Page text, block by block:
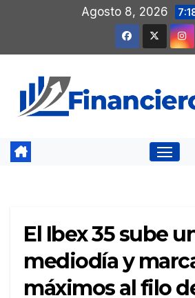
contenido
Agosto 8, 2026
El Ibex 35 sube
mediodía y
máximos al filo